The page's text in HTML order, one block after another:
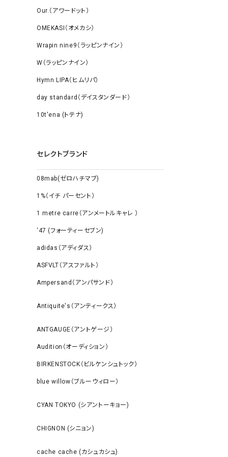
Our.（アワードット）
OMEKASI（オメカシ）
Wrapin nine9（ラッピンナイン）
W（ラッピンナイン）
Hymn LIPA（ヒムリパ）
day standard（デイスタンダード）
10t'ena (トテナ)
セレクトブランド
08mab(ゼロハチマブ)
1%（イチ パーセント）
1 metre carre（アンメートルキャレ ）
‘47 (フォーティーセブン)
adidas（アディダス）
ASFVLT（アスファルト）
Ampersand（アンパサンド）
Antiquite's（アンティークス）
ANTGAUGE（アントゲージ）
Audition（オーディション）
BIRKENSTOCK（ビルケンシュトック）
blue willow（ブルーウィロー）
CYAN TOKYO (シアントーキョー)
CHIGNON (シニョン)
cache cache (カシュカシュ)